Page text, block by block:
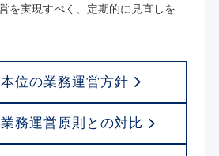
を実現すべく、定期的に見直しを
位の業務運営方針
務運営原則との対比